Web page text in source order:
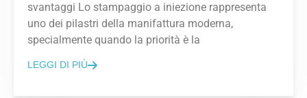
svantaggi Lo stampaggio a iniezione rappresenta
uno dei pilastri della manifattura moderna,
specialmente quando la priorità è la
LEGGI DI PIÙ